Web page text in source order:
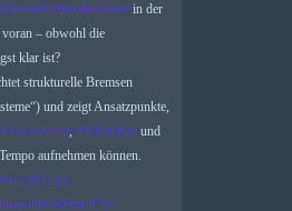
Klimaschutzmaßnahmen in der
– obwohl die
klar ist?
strukturelle Bremsen
und zeigt Ansatzpunkte,
#Verwaltung, #Wirtschaft und
Tempo aufnehmen können.
city.org/s
#SmartCity